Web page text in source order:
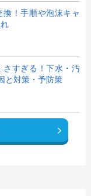
！手順や泡沫キャ
さすぎる！下水・汚
と対策・予防策